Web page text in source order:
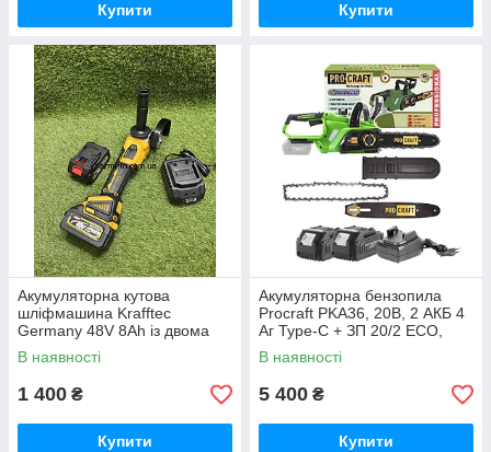
Купити Купити
Акумуляторна кутова
шліфмашина Krafftec
Germany 48V 8Ah із двома
акумуляторами безщітковим
двигуном диском 125 мм БЕЗ
КЕЙСУ
В наявності
1 400 ₴
Купити
Акумуляторна бензопила
Procraft PKA36, 20В, 2 АКБ 4
Аг Type-C + ЗП 20/2 ECO,
шина 250 мм Німеччина
В наявності
5 400 ₴
Купити